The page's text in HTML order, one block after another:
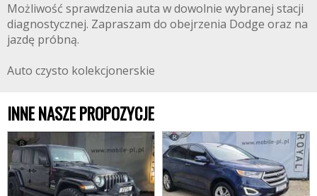
Możliwość sprawdzenia auta w dowolnie wybranej stacji
diagnostycznej. Zapraszam do obejrzenia Dodge oraz na
jazdę próbną.
Auto czysto kolekcjonerskie
INNE NASZE PROPOZYCJE